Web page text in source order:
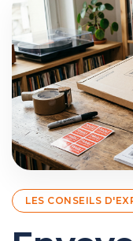
LES CONSEILS